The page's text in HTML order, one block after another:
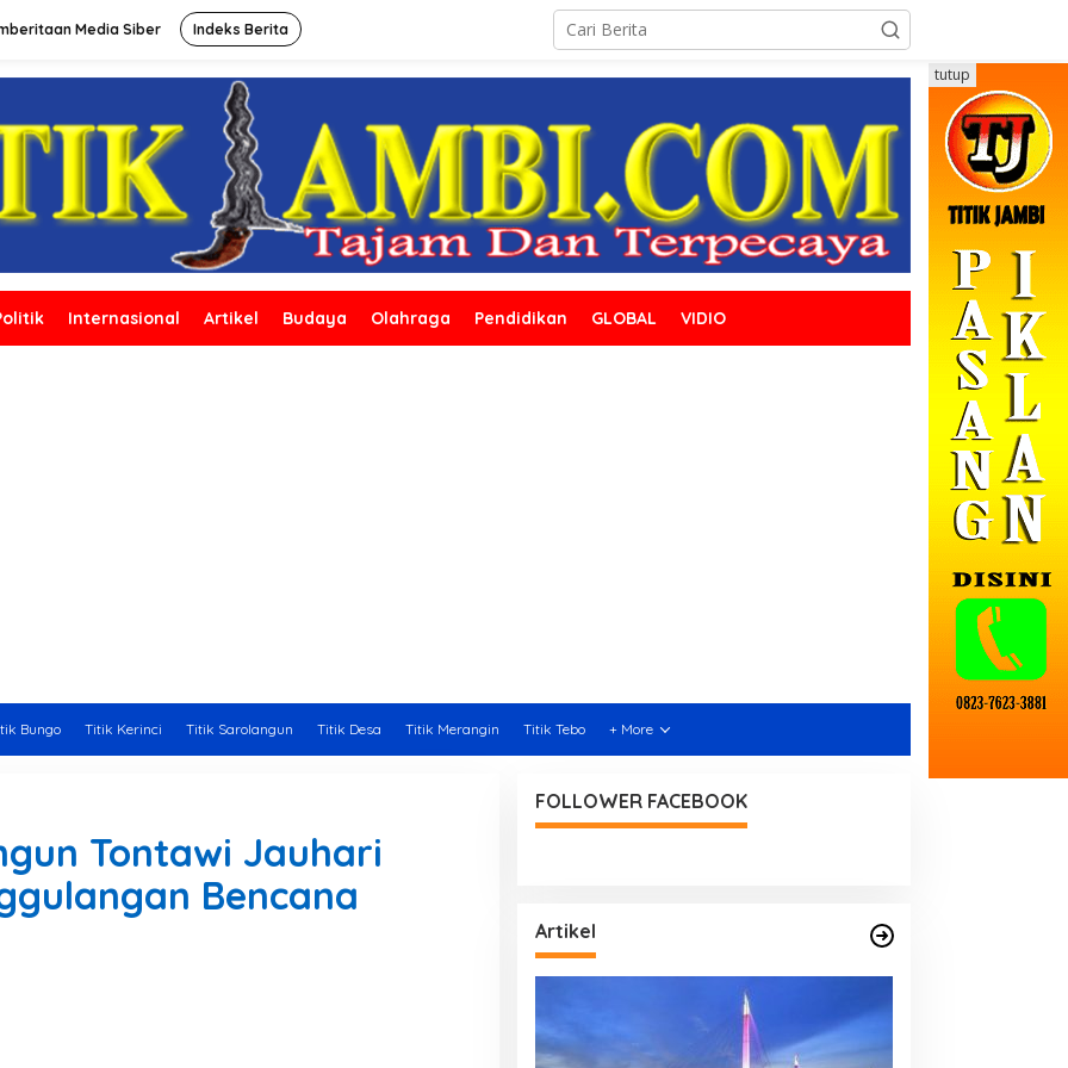
Media Siber Indeks Berita
Internasional Artikel Budaya Olahraga Pendidikan GLOBAL VIDIO
Bungo Titik Kerinci Titik Sarolangun Titik Desa Titik Merangin Titik Tebo + More
tutup
Tontawi Jauhari
Bencana
FOLLOWER FACEBOOK
Artikel